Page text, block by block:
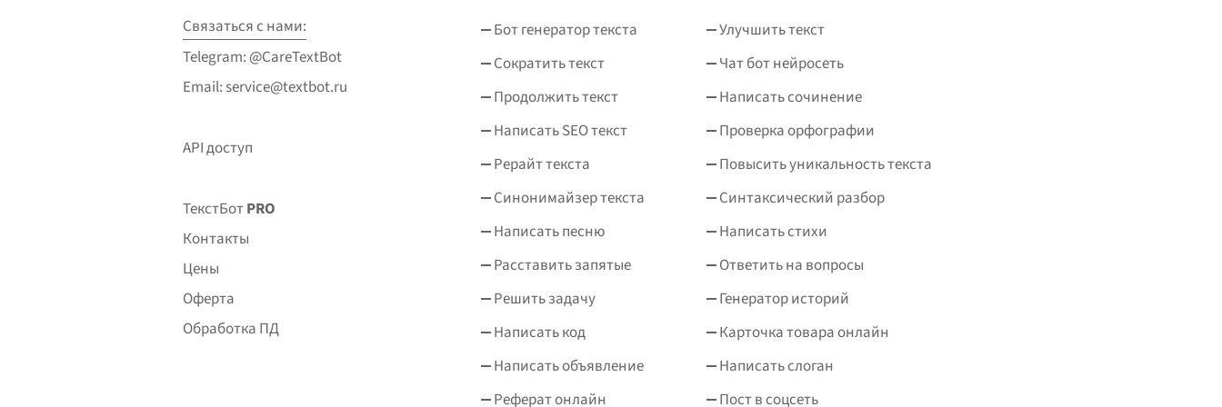
Связаться с нами:
Telegram: @CareTextBot
Email: service@textbot.ru
API доступ
ТекстБотPRO
Контакты
Цены
Оферта
Обработка ПД
Бот генератор текста
Улучшить текст
Сократить текст
Чат бот нейросеть
Продолжить текст
Написать сочинение
Написать SEO текст
Проверка орфографии
Рерайт текста
Повысить уникальность текста
Синонимайзер текста
Синтаксический разбор
Написать песню
Написать стихи
Расставить запятые
Ответить на вопросы
Решить задачу
Генератор историй
Написать код
Карточка товара онлайн
Написать объявление
Написать слоган
Реферат онлайн
Пост в соцсеть